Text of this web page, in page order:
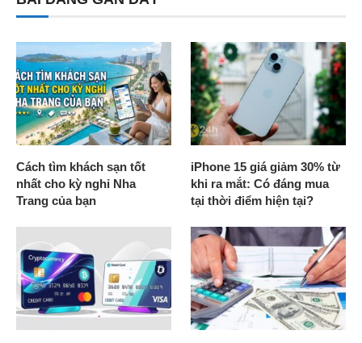
Cách tìm khách sạn tốt
nhất cho kỳ nghỉ Nha
Trang của bạn
iPhone 15 giá giảm 30% từ
khi ra mắt: Có đáng mua
tại thời điểm hiện tại?